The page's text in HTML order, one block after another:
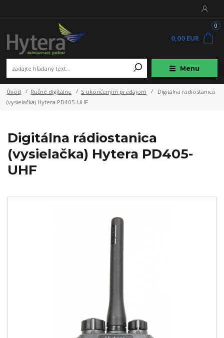
Menu
0
0,00 EUR
Úvod Ručné digitálne S ukončeným predajom
Digitálna rádiostanica
(vysielačka) Hytera PD405-UHF
Digitálna rádiostanica
(vysielačka) Hytera PD405-
UHF